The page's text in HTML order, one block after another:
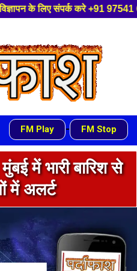
60816 ,हमारे यूट्यूब चैनल
FM Play - FM Stop
में भारी बारिश से
में अलर्ट